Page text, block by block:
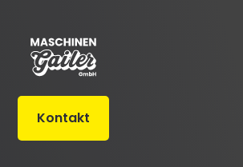
Kontakt